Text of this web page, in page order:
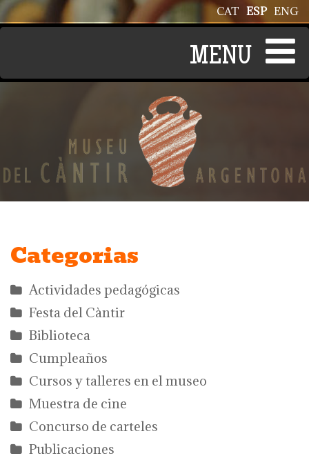
Pasar al contenido principal ENG
ESP
CAT
Categorias
Actividades pedagógicas
Festa del Càntir
Biblioteca
Cumpleaños
Cursos y talleres en el museo
Muestra de cine
Concurso de carteles
Publicaciones